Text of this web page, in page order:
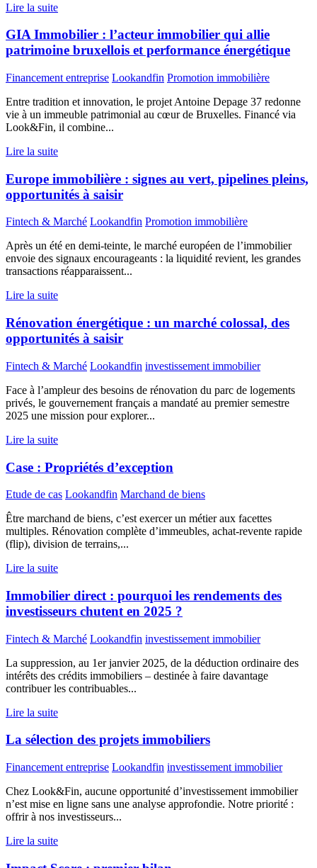
Lire la suite
GIA Immobilier : l’acteur immobilier qui allie
patrimoine bruxellois et performance énergétique
Financement entreprise Lookandfin Promotion immobilière
Entre tradition et innovation, le projet Antoine Depage 37 redonne
vie à un immeuble patrimonial au cœur de Bruxelles. Financé via
Look&Fin, il combine...
Lire la suite
Europe immobilière : signes au vert, pipelines pleins,
opportunités à saisir
Fintech & Marché Lookandfin Promotion immobilière
Après un été en demi-teinte, le marché européen de l’immobilier
envoie des signaux encourageants : la liquidité revient, les grandes
transactions réapparaissent...
Lire la suite
Rénovation énergétique : un marché colossal, des
opportunités à saisir
Fintech & Marché Lookandfin investissement immobilier
Face à l’ampleur des besoins de rénovation du parc de logements
privés, le gouvernement français a mandaté au premier semestre
2025 une mission pour explorer...
Lire la suite
Case : Propriétés d’exception
Etude de cas Lookandfin Marchand de biens
Être marchand de biens, c’est exercer un métier aux facettes
multiples. Rénovation complète d’immeubles, achat-revente rapide
(flip), division de terrains,...
Lire la suite
Immobilier direct : pourquoi les rendements des
investisseurs chutent en 2025 ?
Fintech & Marché Lookandfin investissement immobilier
La suppression, au 1er janvier 2025, de la déduction ordinaire des
intérêts des crédits immobiliers – destinée à faire davantage
contribuer les contribuables...
Lire la suite
La sélection des projets immobiliers
Financement entreprise Lookandfin investissement immobilier
Chez Look&Fin, aucune opportunité d’investissement immobilier
n’est mise en ligne sans une analyse approfondie. Notre priorité :
offrir à nos investisseurs...
Lire la suite